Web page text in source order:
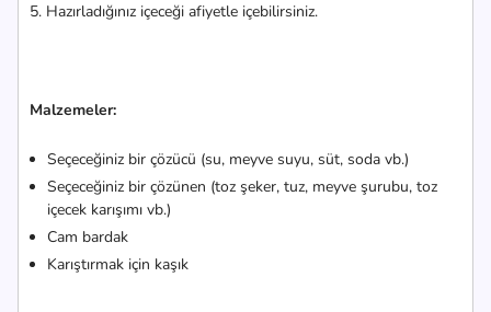
5. Hazırladığınız içeceği afiyetle içebilirsiniz.
Malzemeler:
Seçeceğiniz bir çözücü (su, meyve suyu, süt, soda vb.)
Seçeceğiniz bir çözünen (toz şeker, tuz, meyve şurubu, toz
içecek karışımı vb.)
Cam bardak
Karıştırmak için kaşık